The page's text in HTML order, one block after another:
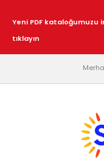
Yeni PDF kataloğumuzu
tıklayın